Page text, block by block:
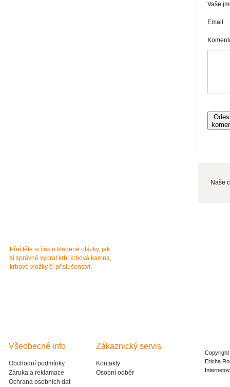
Vaše
Email
Naše
Přečtěte si často kladené otázky, jak
si správně vybrat krb, krbová kamna,
krbové vložky či příslušenství.
Všeobecné info
Obchodní podmínky
Záruka a reklamace
Ochrana osobních dat
Zákaznický servis
Kontakty
Osobní odběr
Ericha